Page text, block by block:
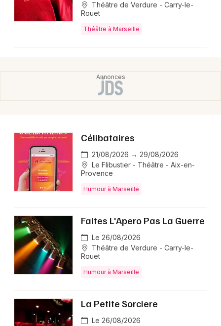
Théâtre de Verdure - Carry-le-
Rouet
Théâtre à Marseille
Célibataires
21/08/2026 → 29/08/2026
Le Flibustier - Théâtre - Aix-en-
Provence
Humour à Marseille
Faites L'Apero Pas La Guerre
Le 26/08/2026
Théâtre de Verdure - Carry-le-
Rouet
Humour à Marseille
La Petite Sorciere
Le 26/08/2026